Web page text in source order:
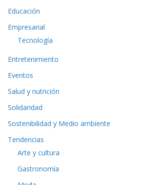
Educación
Empresarial
Tecnología
Entretenimiento
Eventos
Salud y nutrición
Solidaridad
Sostenibilidad y Medio ambiente
Tendencias
Arte y cultura
Gastronomía